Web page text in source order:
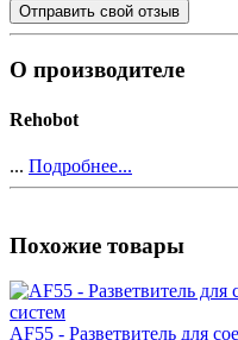
Отправить свой отзыв
О производителе
Rehobot
... Подробнее...
Похожие товары
AF55 - Разветвитель для